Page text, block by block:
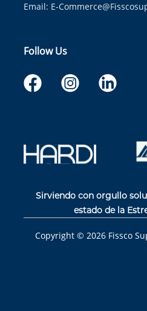
Email: E-
Follow Us
Sirviendo con orgullo
estado de la
Copyright © 2026 Fissco